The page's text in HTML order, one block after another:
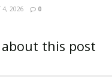
4, 2026 0
about this post